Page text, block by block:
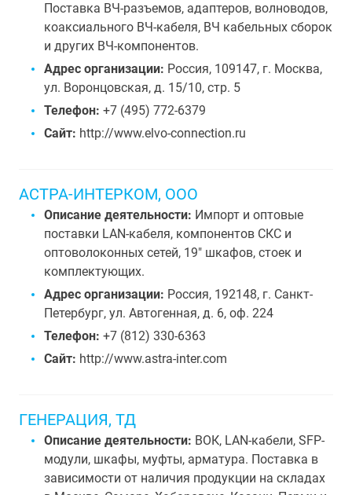
Поставка ВЧ-разъемов, адаптеров, волноводов,
коаксиального ВЧ-кабеля, ВЧ кабельных сборок
и других ВЧ-компонентов.
Адрес организации: Россия, 109147, г. Москва,
ул. Воронцовская, д. 15/10, стр. 5
Телефон: +7 (495) 772-6379
Сайт: http://www.elvo-connection.ru
АСТРА-ИНТЕРКОМ, ООО
Описание деятельности: Импорт и оптовые
поставки LAN-кабеля, компонентов СКС и
оптоволоконных сетей, 19" шкафов, стоек и
комплектующих.
Адрес организации: Россия, 192148, г. Санкт-
Петербург, ул. Автогенная, д. 6, оф. 224
Телефон: +7 (812) 330-6363
Сайт: http://www.astra-inter.com
ГЕНЕРАЦИЯ, ТД
Описание деятельности: ВОК, LAN-кабели, SFP-
модули, шкафы, муфты, арматура. Поставка в
зависимости от наличия продукции на складах